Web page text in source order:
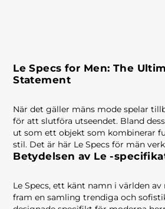
Le Specs for Men: The
Statement
När det gäller mäns mode spelar
för att slutföra utseendet. Bland
ut som ett objekt som kombinerar
stil. Det är här Le Specs för män
Betydelsen av Le -
Le Specs, ett känt namn i världen
fram en samling trendiga och